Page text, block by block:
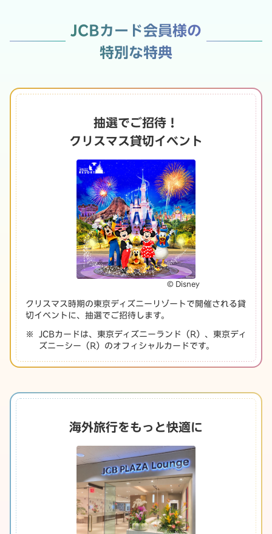
JCBカード会員様の
特別な特典
抽選でご招待！
クリスマス貸切イベント
© Disney
クリスマス時期の東京ディズニーリゾートで開催される貸
切イベントに、抽選でご招待します。
JCBカードは、東京ディズニーランド（R）、東京ディ
ズニーシー（R）のオフィシャルカードです。
海外旅行をもっと快適に